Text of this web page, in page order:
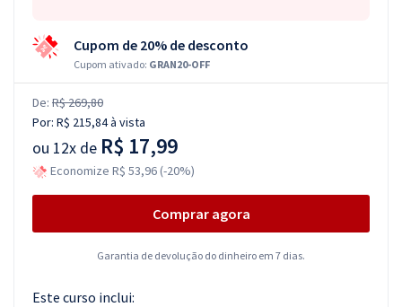
Cupom de 20% de desconto
Cupom ativado: GRAN20-OFF
De: R$ 269,80
Por: R$ 215,84à vista
ou 12x de R$ 17,99
Economize R$ 53,96 (-20%)
Comprar agora
Garantia de devolução do dinheiro em 7 dias.
Este curso inclui: